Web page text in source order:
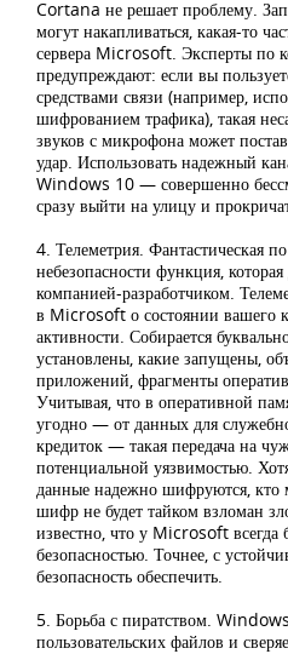
Cortana не решает проблему.
могут накапливаться, какая-то
сервера Microsoft. Эксперты по
предупреждают: если вы
средствами связи (например,
шифрованием трафика), такая
звуков с микрофона может
удар. Использовать надежный
Windows 10 — совершенно
сразу выйти на улицу и
4. Телеметрия. Фантастическая
небезопасности функция,
компанией-разработчиком.
в Microsoft о состоянии вашего
активности. Собирается
установлены, какие запущены,
приложений, фрагменты
Учитывая, что в оперативной
угодно — от данных для
кредиток — такая передача на
потенциальной уязвимостью.
данные надежно шифруются, кто
шифр не будет тайком взломан
известно, что у Microsoft
безопасностью. Точнее, с
безопасность обеспечить.
5. Борьба с пиратством.
пользовательских файлов и